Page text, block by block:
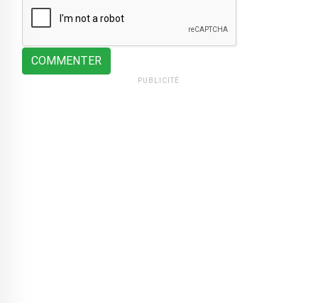
COMMENTER
PUBLICITÉ